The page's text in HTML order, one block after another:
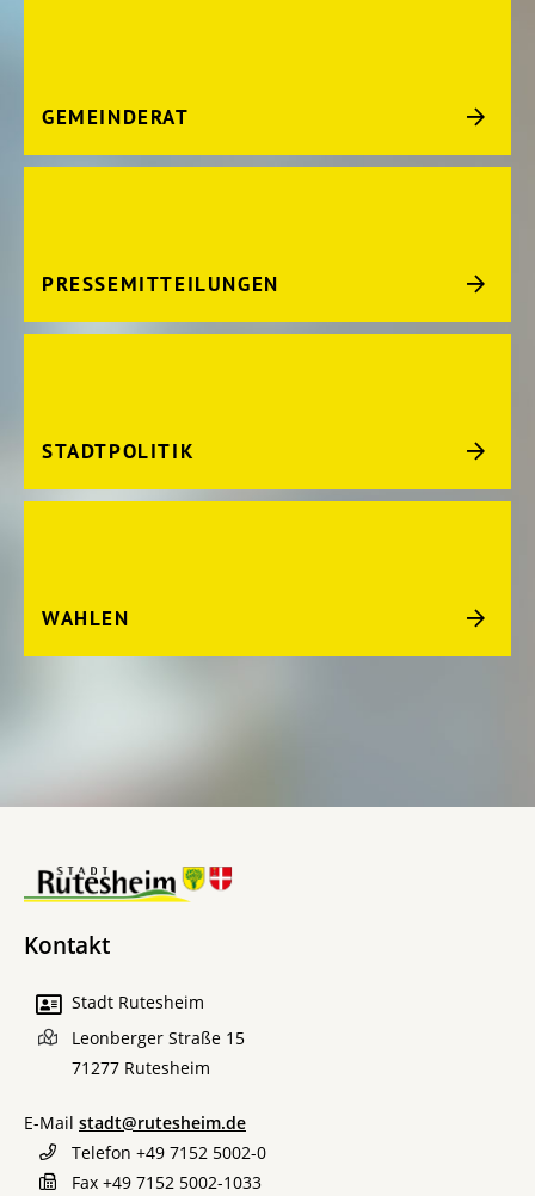
GEMEINDERAT
PRESSEMITTEILUNGEN
STADTPOLITIK
WAHLEN
Kontakt
Stadt Rutesheim
Leonberger Straße 15
71277 Rutesheim
E-Mail stadt@rutesheim.de
Telefon +49 7152 5002-0
Fax +49 7152 5002-1033